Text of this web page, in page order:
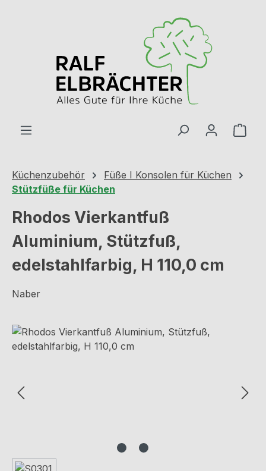
Küchenzubehör
Füße I Konsolen für Küchen
Stützfüße für Küchen
Rhodos Vierkantfuß
Aluminium, Stützfuß,
edelstahlfarbig, H 110,0 cm
Naber
Bildergalerie überspringen